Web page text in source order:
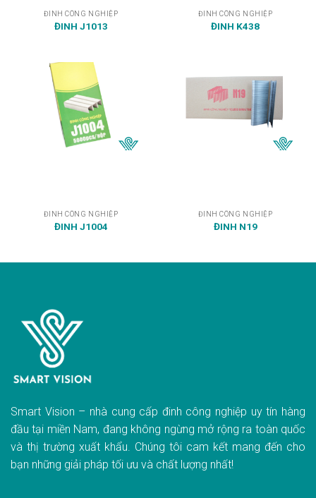
ĐINH CÔNG NGHIỆP
ĐINH J1013
ĐINH CÔNG NGHIỆP
ĐINH K438
ĐINH CÔNG NGHIỆP
ĐINH J1004
ĐINH CÔNG NGHIỆP
ĐINH N19
Smart Vision – nhà cung cấp đinh công nghiệp uy tín hàng
đầu tại miền Nam, đang không ngừng mở rộng ra toàn quốc
và thị trường xuất khẩu. Chúng tôi cam kết mang đến cho
bạn những giải pháp tối ưu và chất lượng nhất!